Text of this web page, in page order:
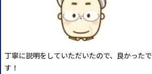
丁寧に説明をしていただいたので、良かったで
す！